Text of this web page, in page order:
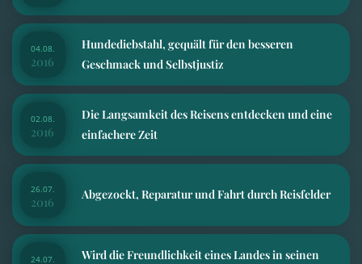
04.08.
2016
Hundediebstahl, gequält für den besseren
Geschmack und Selbstjustiz
02.08.
2016
Die Langsamkeit des Reisens entdecken und eine
einfachere Zeit
26.07.
2016 Abgezockt, Reparatur und Fahrt durch Reisfelder
24.07. Wird die Freundlichkeit eines Landes in seinen